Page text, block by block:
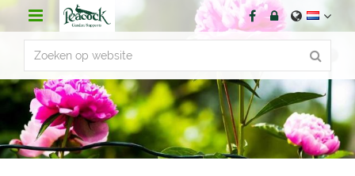
r
n
t